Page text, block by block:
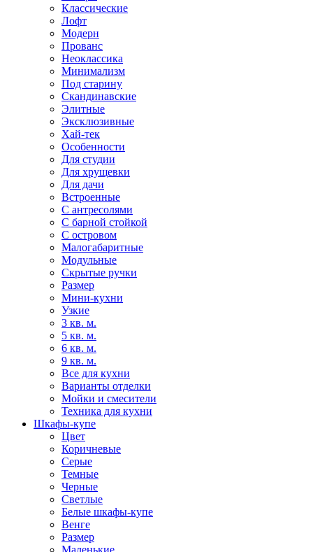
Классические
Лофт
Модерн
Прованс
Неоклассика
Минимализм
Под старину
Скандинавские
Элитные
Эксклюзивные
Хай-тек
Особенности
Для студии
Для хрущевки
Для дачи
Встроенные
С антресолями
С барной стойкой
С островом
Малогабаритные
Модульные
Скрытые ручки
Размер
Мини-кухни
Узкие
3 кв. м.
5 кв. м.
6 кв. м.
9 кв. м.
Все для кухни
Варианты отделки
Мойки и смесители
Техника для кухни
Шкафы-купе
Цвет
Коричневые
Серые
Темные
Черные
Светлые
Белые шкафы-купе
Венге
Размер
Маленькие